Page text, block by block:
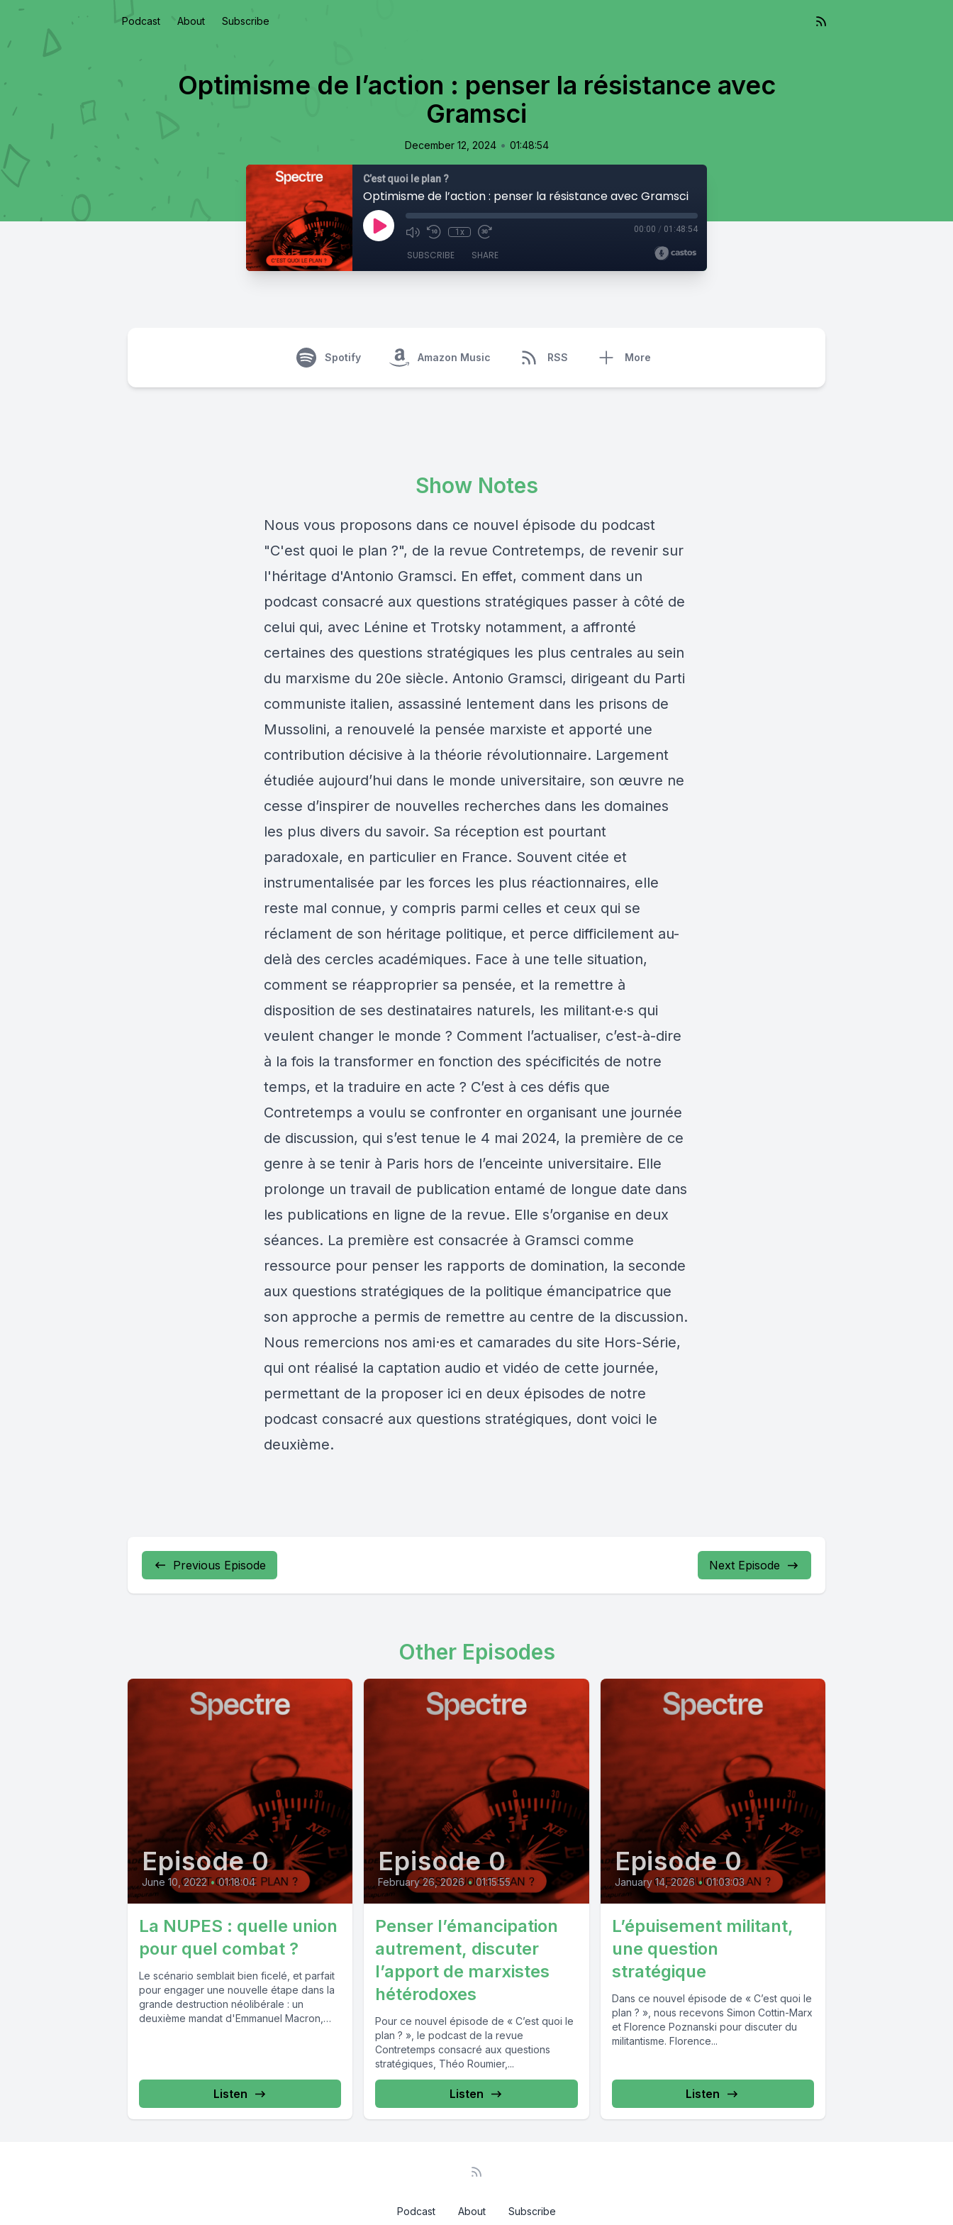
Podcast About Subscribe
Optimisme de l’action : penser la résistance avec
Gramsci
December 12, 2024 • 01:48:54
C’est quoi le plan ?
Optimisme de l’action : penser la résistance avec Gramsci
1x 00:00 / 01:48:54
SUBSCRIBE SHARE
Spotify Amazon Music RSS More
Show Notes
Nous vous proposons dans ce nouvel épisode du podcast
"C'est quoi le plan ?", de la revue Contretemps, de revenir sur
l'héritage d'Antonio Gramsci. En effet, comment dans un
podcast consacré aux questions stratégiques passer à côté de
celui qui, avec Lénine et Trotsky notamment, a affronté
certaines des questions stratégiques les plus centrales au sein
du marxisme du 20e siècle. Antonio Gramsci, dirigeant du Parti
communiste italien, assassiné lentement dans les prisons de
Mussolini, a renouvelé la pensée marxiste et apporté une
contribution décisive à la théorie révolutionnaire. Largement
étudiée aujourd’hui dans le monde universitaire, son œuvre ne
cesse d’inspirer de nouvelles recherches dans les domaines
les plus divers du savoir. Sa réception est pourtant
paradoxale, en particulier en France. Souvent citée et
instrumentalisée par les forces les plus réactionnaires, elle
reste mal connue, y compris parmi celles et ceux qui se
réclament de son héritage politique, et perce difficilement au-
delà des cercles académiques. Face à une telle situation,
comment se réapproprier sa pensée, et la remettre à
disposition de ses destinataires naturels, les militant‧e‧s qui
veulent changer le monde ? Comment l’actualiser, c’est-à-dire
à la fois la transformer en fonction des spécificités de notre
temps, et la traduire en acte ? C’est à ces défis que
Contretemps a voulu se confronter en organisant une journée
de discussion, qui s’est tenue le 4 mai 2024, la première de ce
genre à se tenir à Paris hors de l’enceinte universitaire. Elle
prolonge un travail de publication entamé de longue date dans
les publications en ligne de la revue. Elle s’organise en deux
séances. La première est consacrée à Gramsci comme
ressource pour penser les rapports de domination, la seconde
aux questions stratégiques de la politique émancipatrice que
son approche a permis de remettre au centre de la discussion.
Nous remercions nos ami·es et camarades du site Hors-Série,
qui ont réalisé la captation audio et vidéo de cette journée,
permettant de la proposer ici en deux épisodes de notre
podcast consacré aux questions stratégiques, dont voici le
deuxième.
Previous Episode Next Episode
Other Episodes
Episode 0
June 10, 2022 • 01:18:04
La NUPES : quelle union
pour quel combat ?
Le scénario semblait bien ficelé, et parfait
pour engager une nouvelle étape dans la
grande destruction néolibérale : un
deuxième mandat d'Emmanuel Macron,
Listen
Episode 0
February 26, 2026 • 01:15:55
Penser l’émancipation
autrement, discuter
l’apport de marxistes
hétérodoxes
Pour ce nouvel épisode de « C’est quoi le
plan ? », le podcast de la revue
Contretemps consacré aux questions
stratégiques, Théo Roumier,...
Listen
Episode 0
January 14, 2026 • 01:03:03
L’épuisement militant,
une question
stratégique
Dans ce nouvel épisode de « C’est quoi le
plan ? », nous recevons Simon Cottin-Marx
et Florence Poznanski pour discuter du
militantisme. Florence...
Listen
Podcast About Subscribe